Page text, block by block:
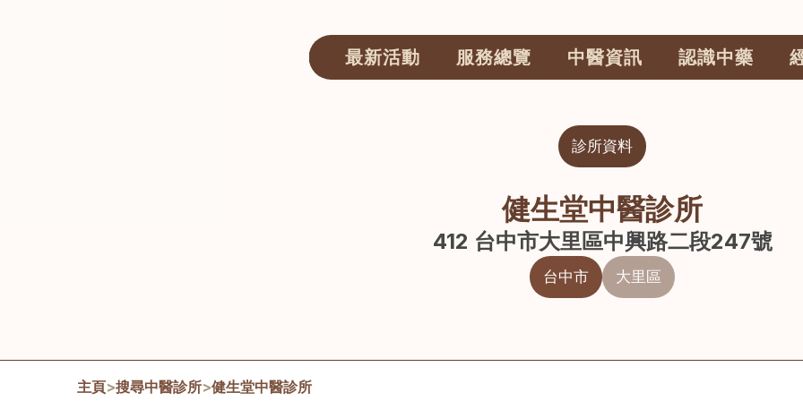
最新活動 服務總覽 中醫資訊 認識中藥
診所資料
健生堂中醫診所
412 台中市大里區中興路二段247號
台中市 大里區
主頁>搜尋中醫診所>健生堂中醫診所